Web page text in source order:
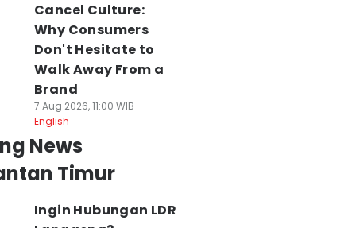
Cancel Culture:
Why Consumers
Don't Hesitate to
Walk Away From a
Brand
7 Aug 2026, 11:00 WIB
English
News
Timur
Ingin Hubungan LDR